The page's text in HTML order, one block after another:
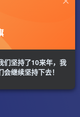
们坚持了10来年，我
继续坚持下去！